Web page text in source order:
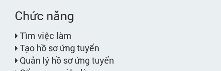
Chức năng
Tìm việc làm
Tạo hồ sơ ứng tuyển
Quản lý hồ sơ ứng tuyển